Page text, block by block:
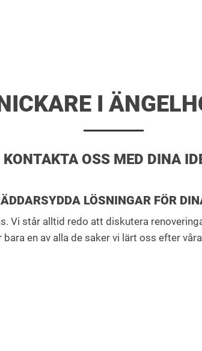
I
KONTAKTA OSS MED DINA
LÖSNINGAR FÖR
Vi står alltid redo att diskutera
bara en av alla de saker vi lärt oss efter